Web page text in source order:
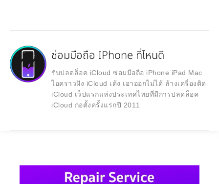
ซ่อมมือถือ IPhone ที่ไหนดี
รับปลดล็อค iCloud ซ่อมมือถือ iPhone iPad Mac
ไอคราวฝัง iCloud เด้ง เอาออกไม่ได้ ล้างเครื่องติด
iCloud เว็ปแรกแห่งประเทศไทยที่มีการปลดล็อค
iCloud ก่อตั้งครั้งแรกปี 2011